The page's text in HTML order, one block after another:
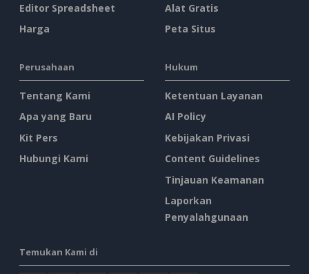
Editor Spreadsheet
Harga
Alat Gratis
Peta Situs
Perusahaan
Tentang Kami
Apa yang Baru
Kit Pers
Hubungi Kami
Hukum
Ketentuan Layanan
AI Policy
Kebijakan Privasi
Content Guidelines
Tinjauan Keamanan
Laporkan
Penyalahgunaan
Temukan Kami di